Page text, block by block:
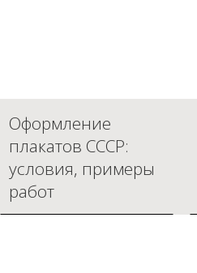
Оформление
плакатов СССР:
условия, примеры
работ